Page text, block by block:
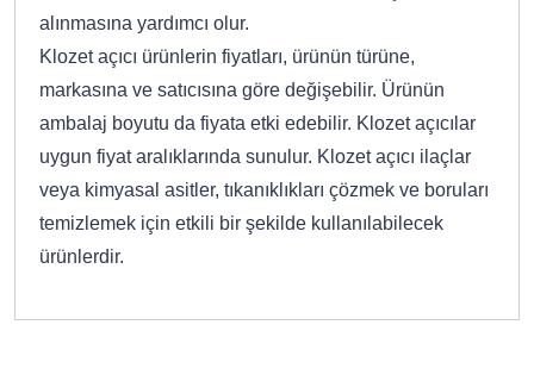
alınmasına yardımcı olur.
Klozet açıcı ürünlerin fiyatları, ürünün türüne,
markasına ve satıcısına göre değişebilir. Ürünün
ambalaj boyutu da fiyata etki edebilir. Klozet açıcılar
uygun fiyat aralıklarında sunulur. Klozet açıcı ilaçlar
veya kimyasal asitler, tıkanıklıkları çözmek ve boruları
temizlemek için etkili bir şekilde kullanılabilecek
ürünlerdir.